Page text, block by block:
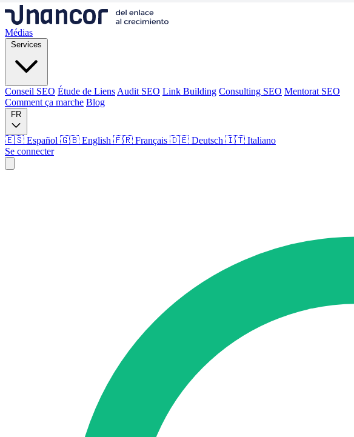
Médias
Services
Conseil SEO Étude de Liens Audit SEO Link Building Consulting SEO Mentorat SEO
Comment ça marche Blog
FR
🇪🇸 Español 🇬🇧 English 🇫🇷 Français 🇩🇪 Deutsch 🇮🇹 Italiano
Se connecter